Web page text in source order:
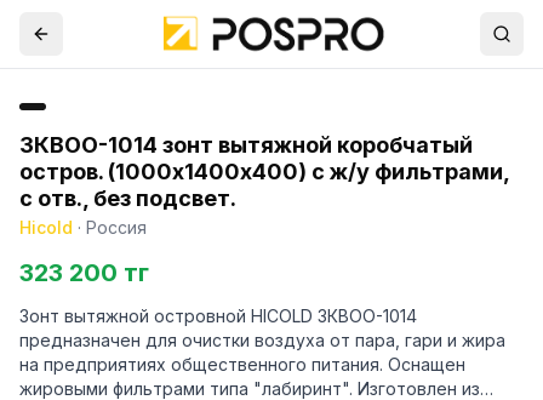
ЗКВОО-1014 зонт вытяжной коробчатый
остров. (1000х1400х400) с ж/у фильтрами,
с отв., без подсвет.
Hicold · Россия
323 200 тг
Зонт вытяжной островной HICOLD ЗКВОО-1014
предназначен для очистки воздуха от пара, гари и жира
на предприятиях общественного питания. Оснащен
жировыми фильтрами типа "лабиринт". Изготовлен из